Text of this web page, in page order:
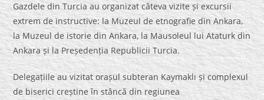
Gazdele din Turcia au organizat câteva vizite și excursii
extrem de instructive: la Muzeul de etnografie din Ankara,
la Muzeul de istorie din Ankara, la Mausoleul lui Ataturk din
Ankara și la Președenția Republicii Turcia.
Delegațiile au vizitat orașul subteran Kaymaklı și complexul
de biserici creștine în stâncă din regiunea